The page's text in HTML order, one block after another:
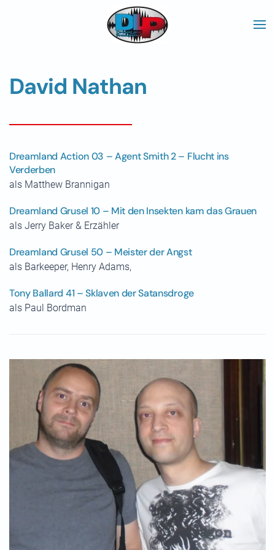
Skip to main content
David Nathan
Dreamland Action 03 – Agent Smith 2 – Flucht ins
Verderben
als Matthew Brannigan
Dreamland Grusel 10 – Mit den Insekten kam das Grauen
als Jerry Baker & Erzähler
Dreamland Grusel 50 – Meister der Angst
als Barkeeper, Henry Adams,
Tony Ballard 41 – Sklaven der Satansdroge
als Paul Bordman